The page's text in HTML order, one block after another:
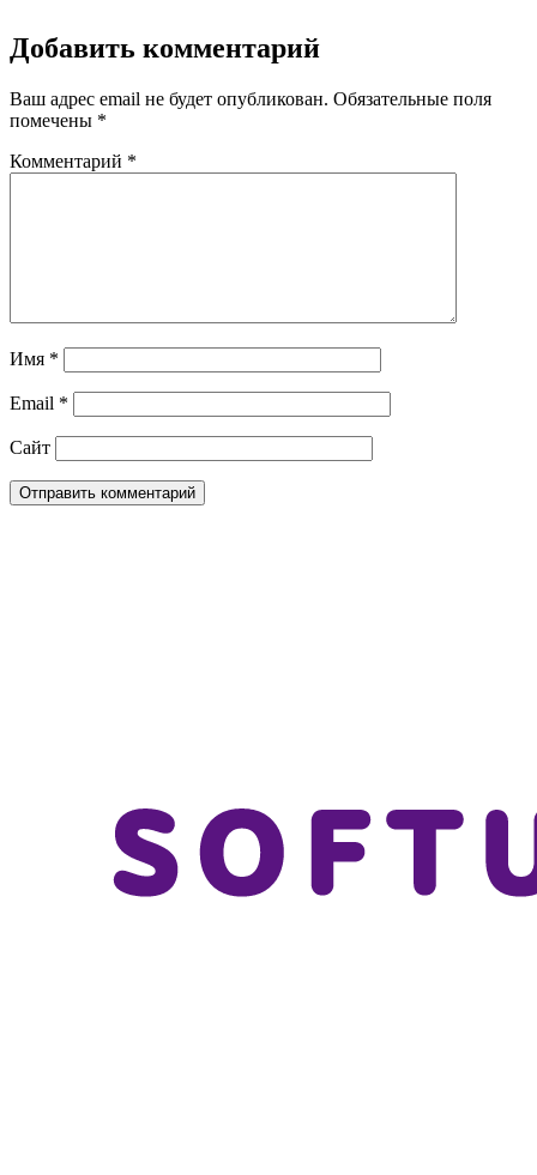
Добавить комментарий
Ваш адрес email не будет опубликован. Обязательные поля
помечены *
Комментарий *
Имя *
Email *
Сайт